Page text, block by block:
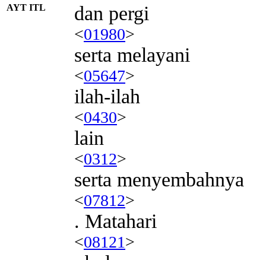
AYT ITL dan pergi
<01980>
serta melayani
<05647>
ilah-ilah
<0430>
lain
<0312>
serta menyembahnya
<07812>
. Matahari
<08121>